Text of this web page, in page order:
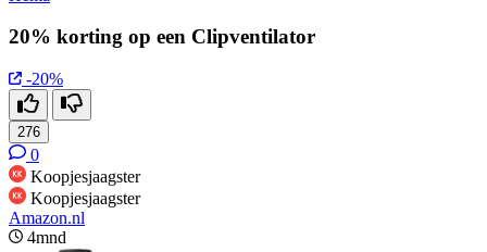
20% korting op een Clipventilator
-20%
276
0
Koopjesjaagster
Koopjesjaagster
Amazon.nl
4mnd